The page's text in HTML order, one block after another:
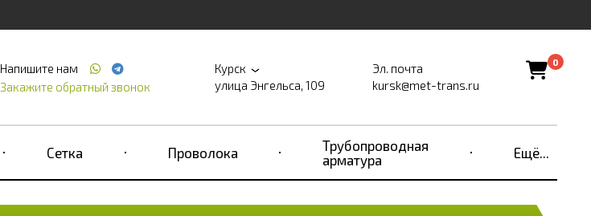
Напишите нам
Закажите обратный звонок
Курск
улица Энгельса, 109
Эл. почта
kursk@met-trans.ru
0
Сетка Проволока
Трубопроводная
арматура
Ещё...